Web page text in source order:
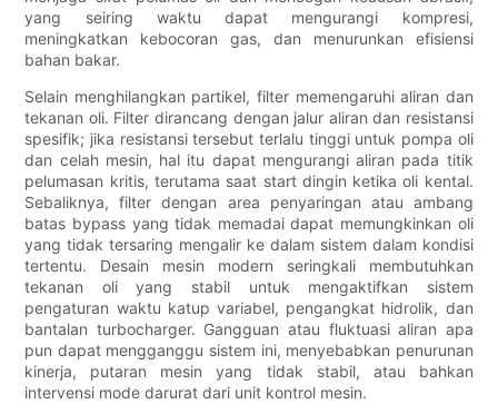
yang seiring waktu dapat mengurangi kompresi,
meningkatkan kebocoran gas, dan menurunkan efisiensi
bahan bakar.
Selain menghilangkan partikel, filter memengaruhi aliran dan
tekanan oli. Filter dirancang dengan jalur aliran dan resistansi
spesifik; jika resistansi tersebut terlalu tinggi untuk pompa oli
dan celah mesin, hal itu dapat mengurangi aliran pada titik
pelumasan kritis, terutama saat start dingin ketika oli kental.
Sebaliknya, filter dengan area penyaringan atau ambang
batas bypass yang tidak memadai dapat memungkinkan oli
yang tidak tersaring mengalir ke dalam sistem dalam kondisi
tertentu. Desain mesin modern seringkali membutuhkan
tekanan oli yang stabil untuk mengaktifkan sistem
pengaturan waktu katup variabel, pengangkat hidrolik, dan
bantalan turbocharger. Gangguan atau fluktuasi aliran apa
pun dapat mengganggu sistem ini, menyebabkan penurunan
kinerja, putaran mesin yang tidak stabil, atau bahkan
intervensi mode darurat dari unit kontrol mesin.